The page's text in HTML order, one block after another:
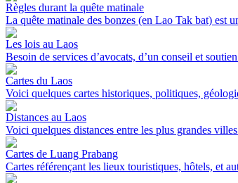
Règles durant la quête matinale
La quête matinale des bonzes (en Lao Tak bat) est
Les lois au Laos
Besoin de services d’avocats, d’un conseil et
Cartes du Laos
Voici quelques cartes historiques, politiques,
Distances au Laos
Voici quelques distances entre les plus grandes
Cartes de Luang Prabang
Cartes référençant les lieux touristiques, hôtels, et